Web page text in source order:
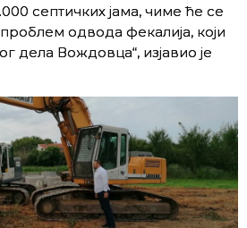
септичких јама, чиме ће се
одвода фекалија, који
дела Вождовца“, изјавио је